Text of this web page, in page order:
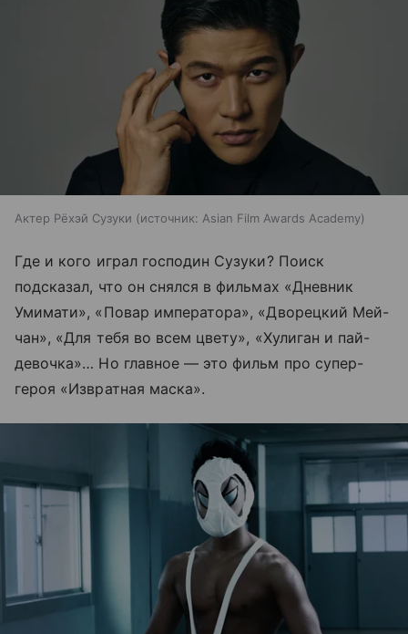
Актер Рёхэй Сузуки источник: Asian Film Awards Academy
Где и кого играл господин Сузуки? Поиск
подсказал, что он снялся в фильмах «Дневник
Умимати», «Повар императора», «Дворецкий Мей-
чан», «Для тебя во всем цвету», «Хулиган и пай-
девочка»… Но главное — это фильм про супер-
героя «Извратная маска».